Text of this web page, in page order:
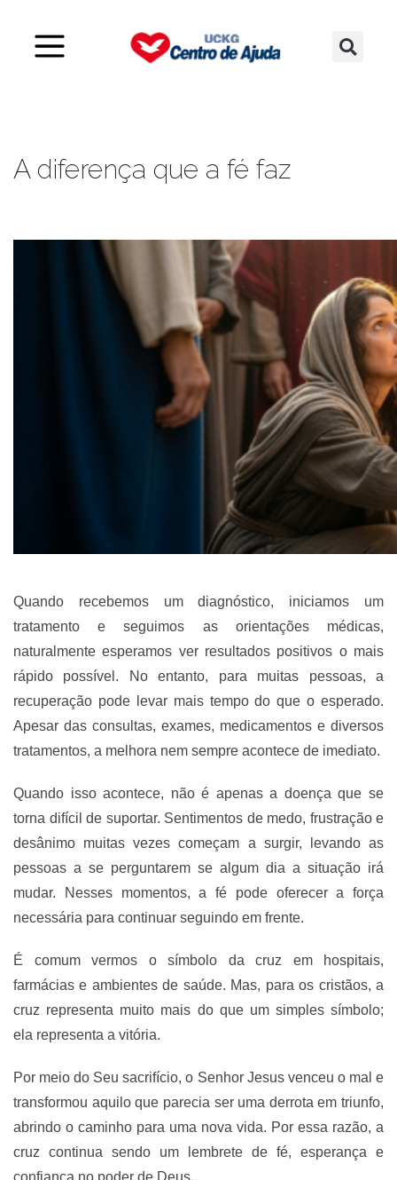
A diferença que a fé faz
Quando recebemos um diagnóstico, iniciamos um
tratamento e seguimos as orientações médicas,
naturalmente esperamos ver resultados positivos o mais
rápido possível. No entanto, para muitas pessoas, a
recuperação pode levar mais tempo do que o esperado.
Apesar das consultas, exames, medicamentos e diversos
tratamentos, a melhora nem sempre acontece de imediato.
Quando isso acontece, não é apenas a doença que se
torna difícil de suportar. Sentimentos de medo, frustração e
desânimo muitas vezes começam a surgir, levando as
pessoas a se perguntarem se algum dia a situação irá
mudar. Nesses momentos, a fé pode oferecer a força
necessária para continuar seguindo em frente.
É comum vermos o símbolo da cruz em hospitais,
farmácias e ambientes de saúde. Mas, para os cristãos, a
cruz representa muito mais do que um simples símbolo;
ela representa a vitória.
Por meio do Seu sacrifício, o Senhor Jesus venceu o mal e
transformou aquilo que parecia ser uma derrota em triunfo,
abrindo o caminho para uma nova vida. Por essa razão, a
cruz continua sendo um lembrete de fé, esperança e
confiança no poder de Deus.